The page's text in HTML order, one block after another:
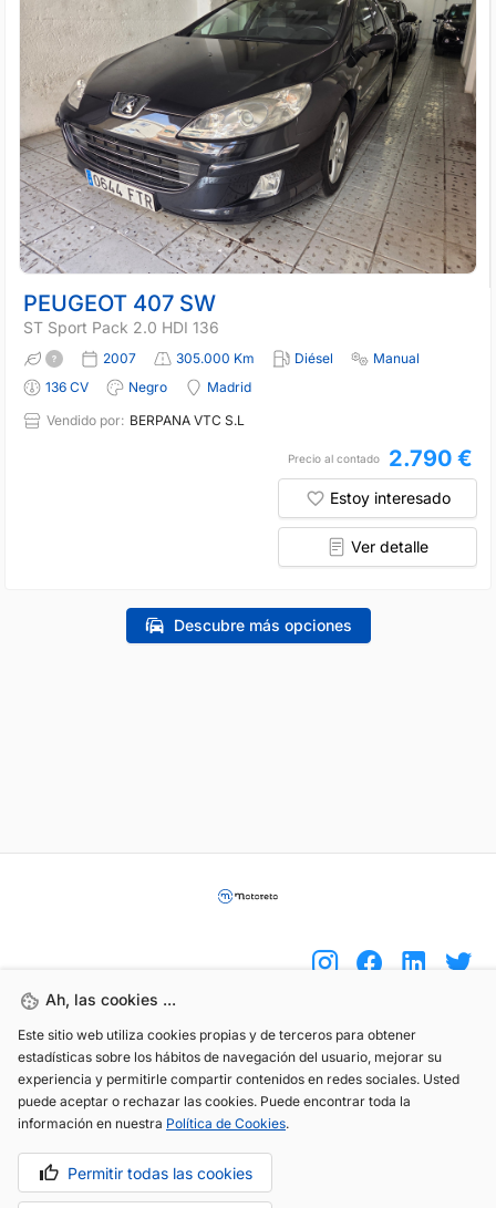
PEUGEOT 407 SW
ST Sport Pack 2.0 HDI 136
2007 305.000 Km Diésel
Manual
136 CV
Negro
Madrid
Vendido por: BERPANA VTC S.L
Precio al contado 2.790 €
Estoy interesado
Ver detalle
Descubre más opciones
Ah, las cookies ...
Este sitio web utiliza cookies propias y de terceros para obtener
estadísticas sobre los hábitos de navegación del usuario, mejorar su
experiencia y permitirle compartir contenidos en redes sociales. Usted
puede aceptar o rechazar las cookies. Puede encontrar toda la
información en nuestra Política de Cookies.
Permitir todas las cookies
(+34) 744 408 070
info@motoreto.com
Aviso legal Política de cookies